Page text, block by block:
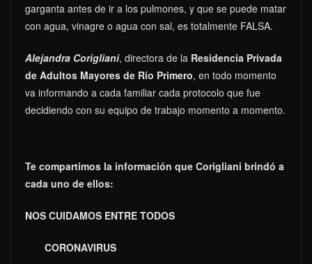
garganta antes de ir a los pulmones, y que se puede matar
con agua, vinagre o agua con sal, es totalmente FALSA.
Alejandra Corigliani, directora de la Residencia Privada
de Adultos Mayores de Río Primero, en todo momento
va informando a cada familiar cada protocolo que fue
decidiendo con su equipo de trabajo momento a momento.
Te compartimos la información que Corigliani brindó a
cada uno de ellos:
NOS CUIDAMOS ENTRE TODOS
CORONAVIRUS